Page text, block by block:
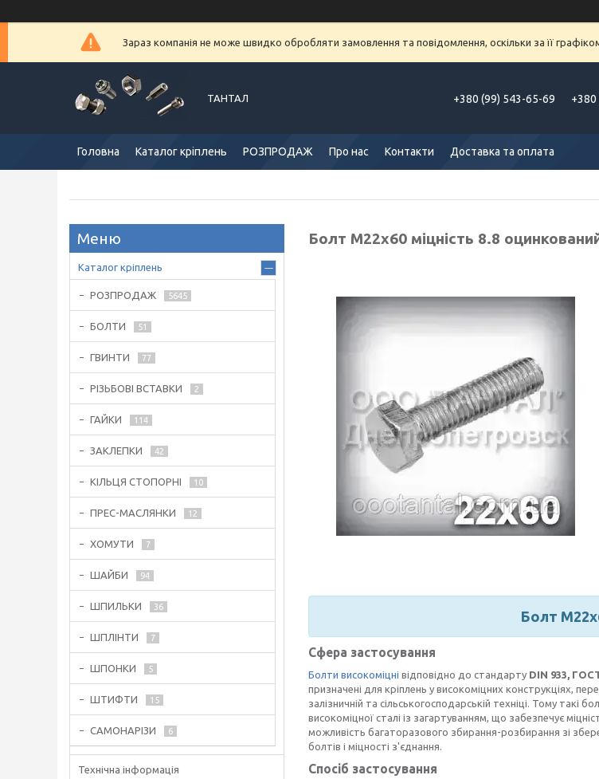
Зараз компанія не може швидко обробляти замовлення та повідомлення, оскільки за її
ТАНТАЛ +380 (99) 543-65-69
Головна Каталог кріплень РОЗПРОДАЖ Про нас Контакти Доставка та оплата
Болт М22х60 міцність 8.8
Болт
Сфера застосування
Болти високоміцні відповідно до стандарту DIN 933,
призначені для кріплень у високоміцних конструкціях,
залізничній та сільськогосподарській техніці. Тому такі
високоміцної сталі із загартуванням, що забезпечує
можливість багаторазового збирання-розбирання зі
болтів і міцності з'єднання.
Спосіб застосування
Каталог кріплень
РОЗПРОДАЖ 5645
БОЛТИ 51
ГВИНТИ 77
РІЗЬБОВІ ВСТАВКИ 2
ГАЙКИ 114
ЗАКЛЕПКИ 42
КІЛЬЦЯ СТОПОРНІ 10
ПРЕС-МАСЛЯНКИ 12
ХОМУТИ 7
ШАЙБИ 94
ШПИЛЬКИ 36
ШПЛІНТИ 7
ШПОНКИ 5
ШТИФТИ 15
САМОНАРІЗИ 6
Технічна інформація